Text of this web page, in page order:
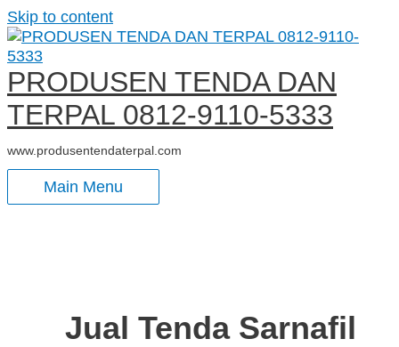
Skip to content
PRODUSEN TENDA DAN
TERPAL 0812-9110-5333
www.produsentendaterpal.com
Main Menu
Jual Tenda Sarnafil